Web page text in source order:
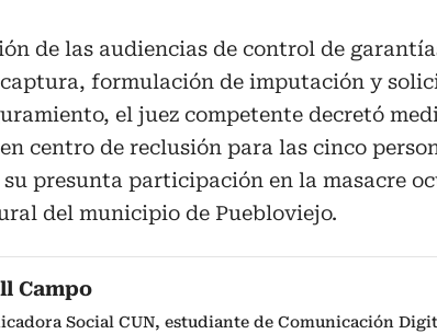
de las audiencias de control de
formulación de imputación y
el juez competente decretó
centro de reclusión para las cinco
presunta participación en la masacre
del municipio de Puebloviejo.
Campo
Social CUN, estudiante de Comunicación